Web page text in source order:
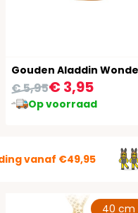
€ 3,95
€ 5,95
Op voorraad
vanaf €49,95
40 cm